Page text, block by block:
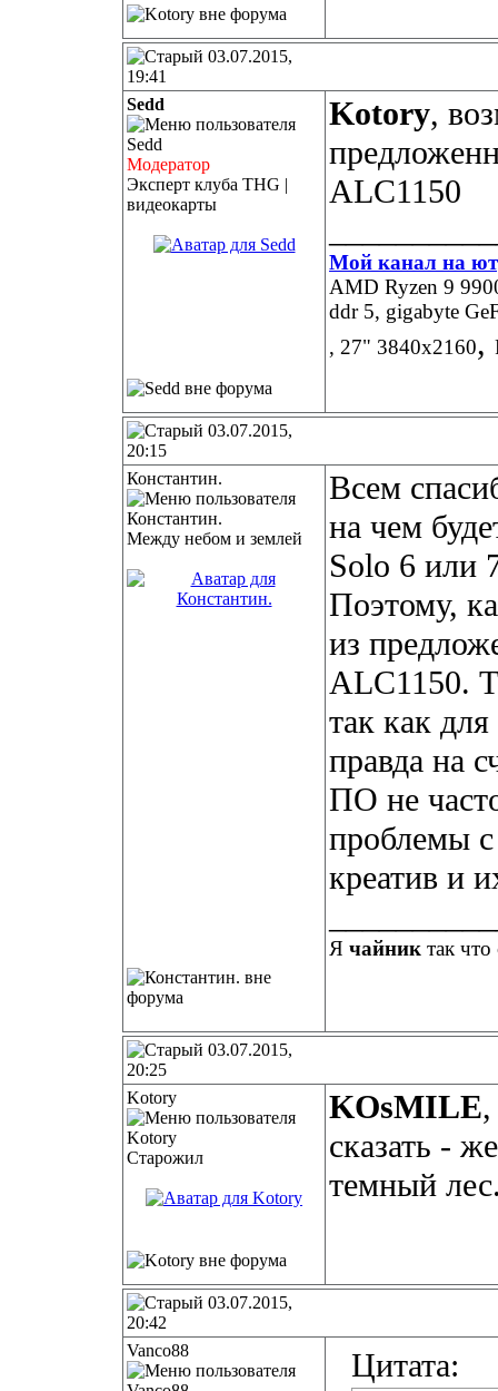
03.07.2015,
19:41
Sedd
Модератор
Эксперт клуба THG |
видеокарты
Kotory,
ALC1150
Мой канал на
AMD Ryzen 9
ddr 5, gigabyte
, 27" 3840х2160,
03.07.2015,
20:15
Константин.
Между небом и землей
Всем
на чем
Solo 6 или
Поэтому,
из
ALC1150.
так как
правда на
ПО не
проблемы
креатив и
Я чайник так что
03.07.2015,
20:25
Kotory
Старожил
KOsMILE
сказать -
темный
03.07.2015,
20:42
Vanco88
Цитата: